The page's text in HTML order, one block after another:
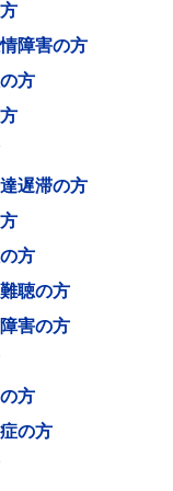
障害の方
方
遅滞の方
方
聴の方
害の方
方
の方